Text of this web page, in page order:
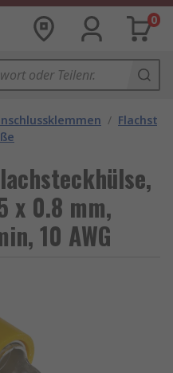
0
/
x 0.8 mm,
10 AWG